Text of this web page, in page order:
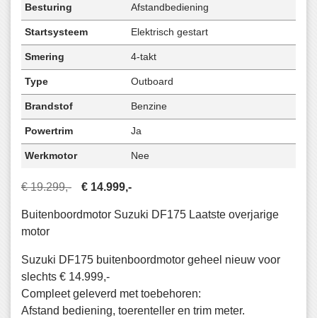
Besturing Afstandbediening
Startsysteem Elektrisch gestart
Smering 4-takt
Type Outboard
Brandstof Benzine
Powertrim Ja
Werkmotor Nee
€ 19.299,- € 14.999,-
Buitenboordmotor Suzuki DF175 Laatste overjarige
motor
Suzuki DF175 buitenboordmotor geheel nieuw voor
slechts € 14.999,-
Compleet geleverd met toebehoren:
Afstand bediening, toerenteller en trim meter.